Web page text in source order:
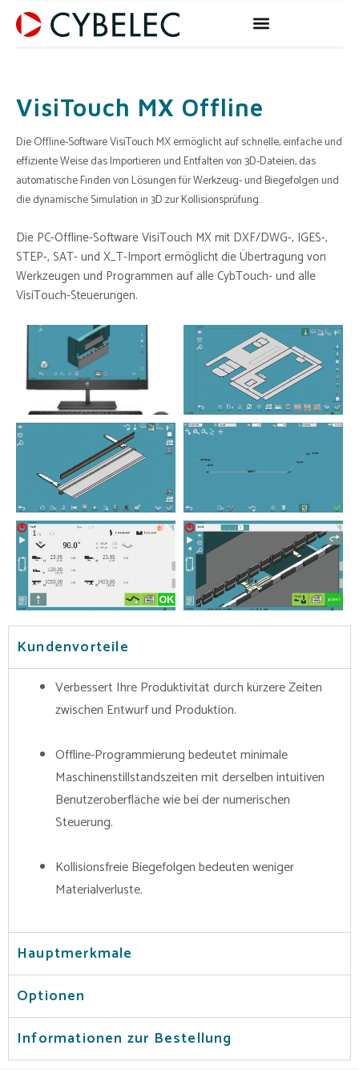
Inhalt
VisiTouch MX Offline
Die Offline-Software VisiTouch MX ermöglicht auf schnelle, einfache und
effiziente Weise das Importieren und Entfalten von 3D-Dateien, das
automatische Finden von Lösungen für Werkzeug- und Biegefolgen und
die dynamische Simulation in 3D zur Kollisionsprüfung.
Die PC-Offline-Software VisiTouch MX mit DXF/DWG-, IGES-,
STEP-, SAT- und X_T-Import ermöglicht die Übertragung von
Werkzeugen und Programmen auf alle CybTouch- und alle
VisiTouch-Steuerungen.
Kundenvorteile
Verbessert Ihre Produktivität durch kürzere Zeiten
zwischen Entwurf und Produktion.
Offline-Programmierung bedeutet minimale
Maschinenstillstandszeiten mit derselben intuitiven
Benutzeroberfläche wie bei der numerischen
Steuerung.
Kollisionsfreie Biegefolgen bedeuten weniger
Materialverluste.
Hauptmerkmale
Optionen
Informationen zur Bestellung